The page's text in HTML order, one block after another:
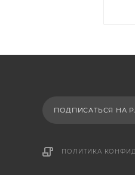
ПОДПИСАТЬСЯ НА
ПОЛИТИКА